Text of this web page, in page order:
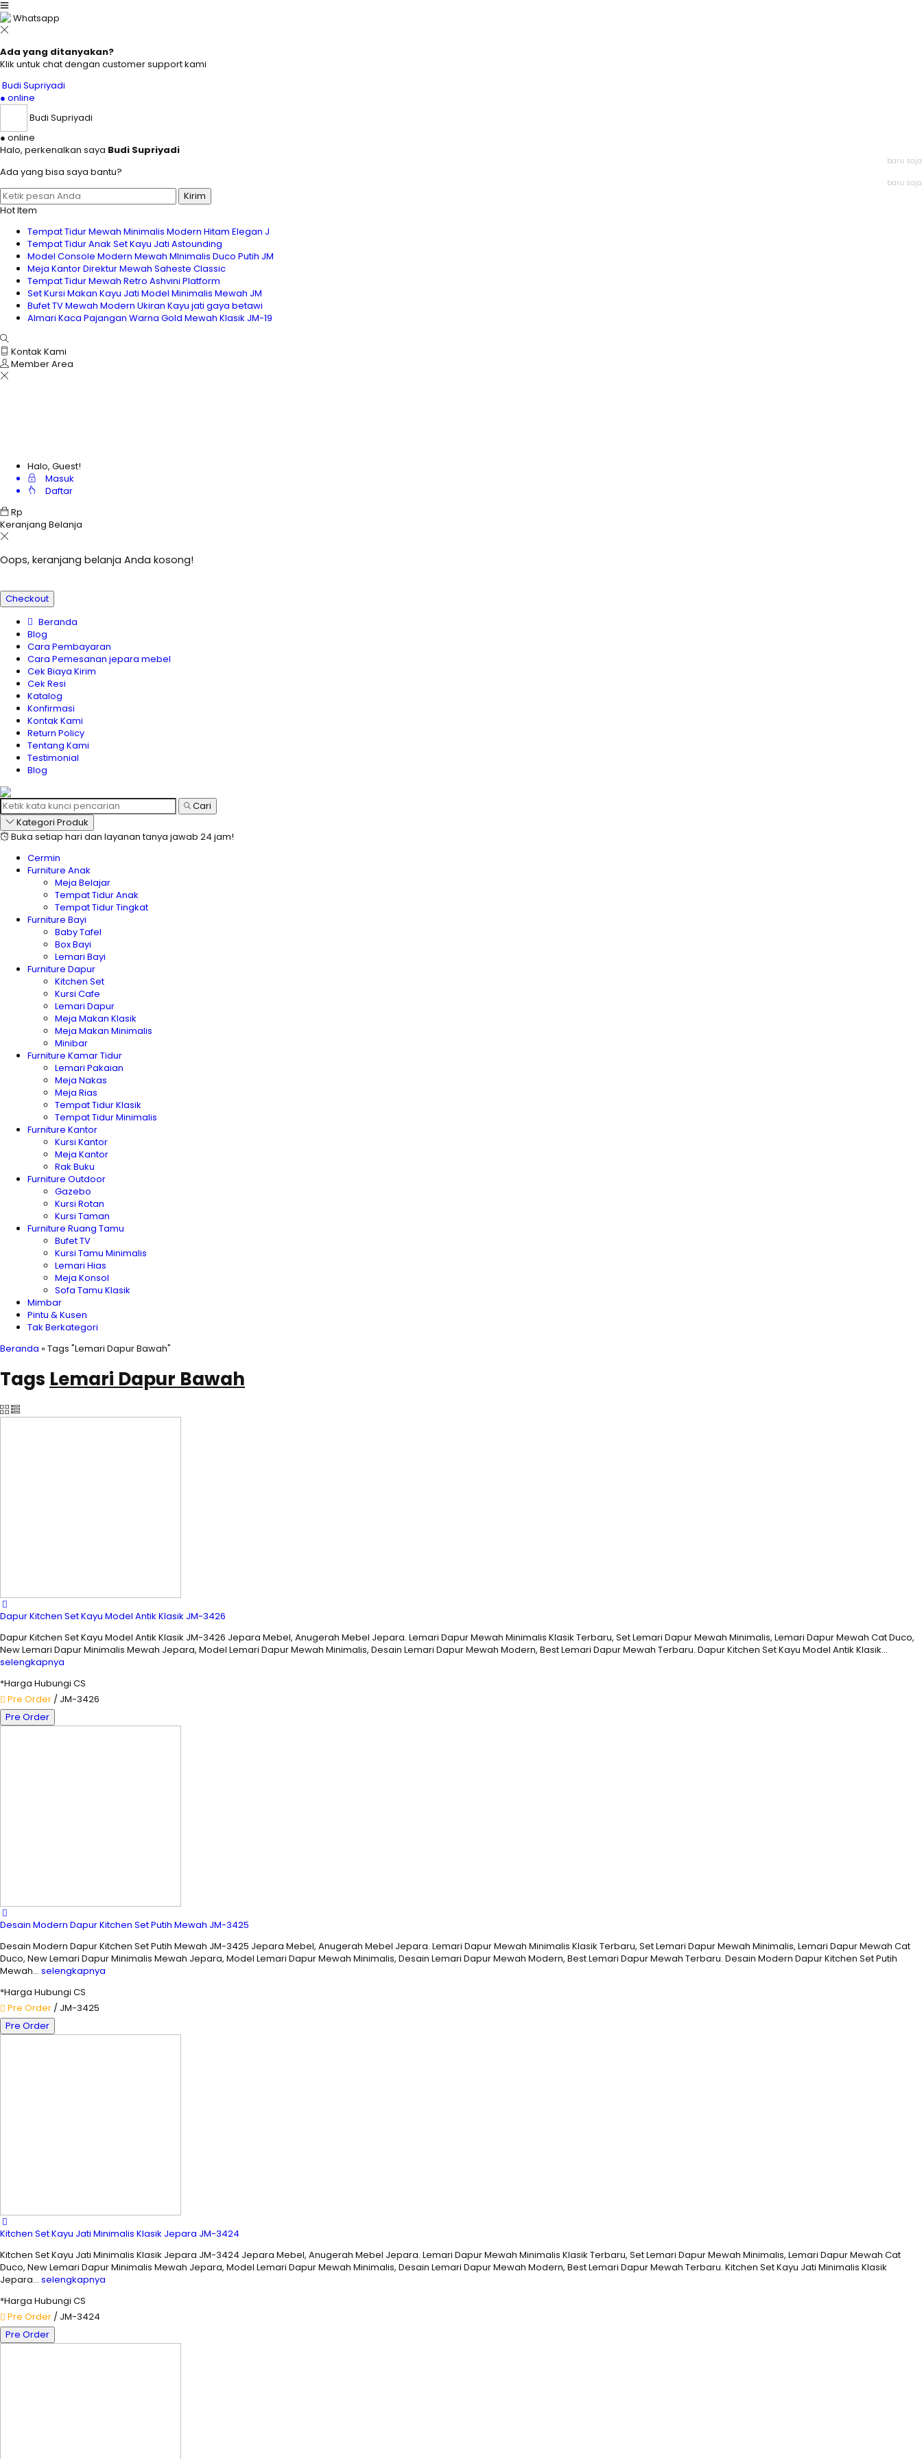
Whatsapp
Ada yang ditanyakan?
Klik untuk chat dengan customer support kami
Budi Supriyadi
● online
Budi Supriyadi
● online
Halo, perkenalkan saya Budi Supriyadi
baru saja
Ada yang bisa saya bantu?
baru saja
Kirim
Hot Item
Tempat Tidur Mewah Minimalis Modern Hitam Elegan J
Tempat Tidur Anak Set Kayu Jati Astounding
Model Console Modern Mewah MInimalis Duco Putih JM
Meja Kantor Direktur Mewah Saheste Classic
Tempat Tidur Mewah Retro Ashvini Platform
Set Kursi Makan Kayu Jati Model Minimalis Mewah JM
Bufet TV Mewah Modern Ukiran Kayu jati gaya betawi
Almari Kaca Pajangan Warna Gold Mewah Klasik JM-19
Kontak Kami
Member Area
Halo, Guest!
Masuk
Daftar
Rp
Keranjang Belanja
Oops, keranjang belanja Anda kosong!
Checkout
Beranda
Blog
Cara Pembayaran
Cara Pemesanan jepara mebel
Cek Biaya Kirim
Cek Resi
Katalog
Konfirmasi
Kontak Kami
Return Policy
Tentang Kami
Testimonial
Blog
Cari
Kategori Produk
Buka setiap hari dan layanan tanya jawab 24 jam!
Cermin
Furniture Anak
Meja Belajar
Tempat Tidur Anak
Tempat Tidur Tingkat
Furniture Bayi
Baby Tafel
Box Bayi
Lemari Bayi
Furniture Dapur
Kitchen Set
Kursi Cafe
Lemari Dapur
Meja Makan Klasik
Meja Makan Minimalis
Minibar
Furniture Kamar Tidur
Lemari Pakaian
Meja Nakas
Meja Rias
Tempat Tidur Klasik
Tempat Tidur Minimalis
Furniture Kantor
Kursi Kantor
Meja Kantor
Rak Buku
Furniture Outdoor
Gazebo
Kursi Rotan
Kursi Taman
Furniture Ruang Tamu
Bufet TV
Kursi Tamu Minimalis
Lemari Hias
Meja Konsol
Sofa Tamu Klasik
Mimbar
Pintu & Kusen
Tak Berkategori
Beranda »Tags "Lemari Dapur Bawah"
Tags Lemari Dapur Bawah
Dapur Kitchen Set Kayu Model Antik Klasik JM-3426
Dapur Kitchen Set Kayu Model Antik Klasik JM-3426 Jepara Mebel, Anugerah Mebel Jepara. Lemari Dapur Mewah Minimalis Klasik Terbaru, Set Lemari Dapur Mewah Minimalis, Lemari Dapur Mewah Cat Duco,
New Lemari Dapur Minimalis Mewah Jepara, Model Lemari Dapur Mewah Minimalis, Desain Lemari Dapur Mewah Modern, Best Lemari Dapur Mewah Terbaru. Dapur Kitchen Set Kayu Model Antik Klasik…
selengkapnya
*Harga Hubungi CS
Pre Order / JM-3426
Pre Order
Desain Modern Dapur Kitchen Set Putih Mewah JM-3425
Desain Modern Dapur Kitchen Set Putih Mewah JM-3425 Jepara Mebel, Anugerah Mebel Jepara. Lemari Dapur Mewah Minimalis Klasik Terbaru, Set Lemari Dapur Mewah Minimalis, Lemari Dapur Mewah Cat
Duco, New Lemari Dapur Minimalis Mewah Jepara, Model Lemari Dapur Mewah Minimalis, Desain Lemari Dapur Mewah Modern, Best Lemari Dapur Mewah Terbaru. Desain Modern Dapur Kitchen Set Putih
Mewah… selengkapnya
*Harga Hubungi CS
Pre Order / JM-3425
Pre Order
Kitchen Set Kayu Jati Minimalis Klasik Jepara JM-3424
Kitchen Set Kayu Jati Minimalis Klasik Jepara JM-3424 Jepara Mebel, Anugerah Mebel Jepara. Lemari Dapur Mewah Minimalis Klasik Terbaru, Set Lemari Dapur Mewah Minimalis, Lemari Dapur Mewah Cat
Duco, New Lemari Dapur Minimalis Mewah Jepara, Model Lemari Dapur Mewah Minimalis, Desain Lemari Dapur Mewah Modern, Best Lemari Dapur Mewah Terbaru. Kitchen Set Kayu Jati Minimalis Klasik
Jepara… selengkapnya
*Harga Hubungi CS
Pre Order / JM-3424
Pre Order